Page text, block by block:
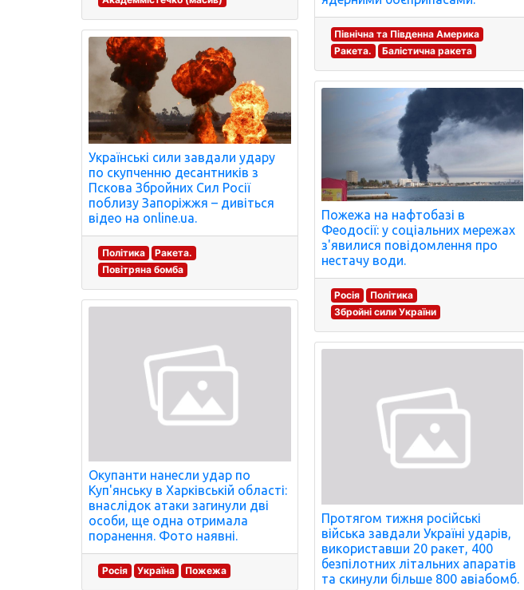
Українські сили завдали удару
по скупченню десантників з
Пскова Збройних Сил Росії
поблизу Запоріжжя – дивіться
відео на online.ua.
Політика
Ракета.
Повітряна бомба
Окупанти нанесли удар по
Куп'янську в Харківській області:
внаслідок атаки загинули дві
особи, ще одна отримала
поранення. Фото наявні.
Росія Україна Пожежа
Північна та Південна Америка
Ракета.
Балістична ракета
Пожежа на нафтобазі в
Феодосії: у соціальних мережах
з'явилися повідомлення про
нестачу води.
Росія
Політика
Збройні сили України
Протягом тижня російські
війська завдали Україні ударів,
використавши 20 ракет, 400
безпілотних літальних апаратів
та скинули більше 800 авіабомб.